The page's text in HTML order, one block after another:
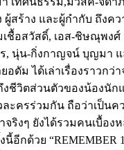
สร้าง และผู้กำกับ ถึงค
เชื้อสวัสดิ์, เอส-ชิษณุพ
, นุ่น-กิ่งกาญจน์ บุญมา
ดัม ได้เล่าเรื่องราวกว่
งชีวิตส่วนตัวของน้องนั
ะครร่วมกัน ถือว่าเป็น
ริงๆ ยังได้รวมคนเบื้อ
นี้อีกด้วย